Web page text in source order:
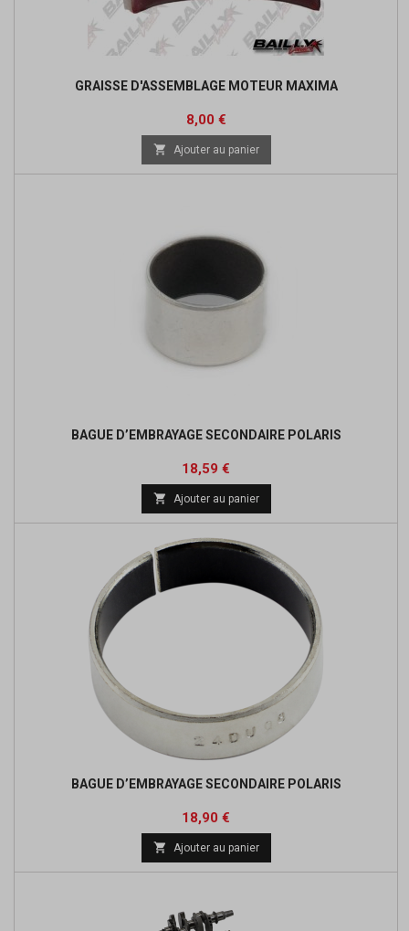
GRAISSE D'ASSEMBLAGE MOTEUR MAXIMA
Prix
8,00 €
 Ajouter au panier
BAGUE D’EMBRAYAGE SECONDAIRE POLARIS
Prix
18,59 €
base
 Ajouter au panier
BAGUE D’EMBRAYAGE SECONDAIRE POLARIS
Prix
18,90 €
base
 Ajouter au panier